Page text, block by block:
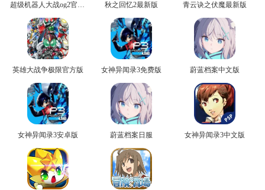
超级机器人大战og2官方版 秋之回忆2最新版 青云诀之伏魔最新版
英雄大战争极限官方版 女神异闻录3免费版 蔚蓝档案中文版
女神异闻录3安卓版 蔚蓝档案日服 女神异闻录3中文版